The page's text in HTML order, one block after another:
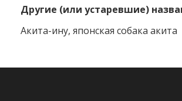
Другие (или устаревшие)
Акита-ину, японская собака акита